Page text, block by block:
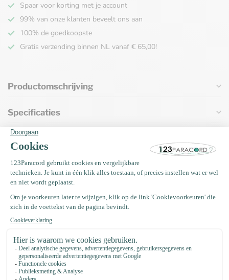
Spaar voor korting met je account
99% van onze klanten beveelt ons aan
100% de goedkoopste
Gratis verzending binnen NL vanaf € 65,00!
Productomschrijving
Specificaties
Vaak samen gekocht met
Kunststof buckle steeksluiting
15MM Zwart
EM Keramiek pijpjes anti teek 50
Op voorraad